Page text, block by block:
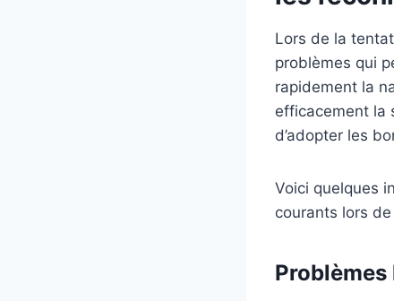
Lors de la
problèmes qui
rapidement la
efficacement la
d’adopter les
Voici quelques
courants lors
Problèmes